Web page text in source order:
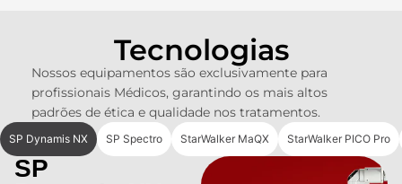
Tecnologias
Nossos equipamentos são exclusivamente para
profissionais Médicos, garantindo os mais altos
padrões de ética e qualidade nos tratamentos.
SP Dynamis NX SP Spectro StarWalker MaQX StarWalker PICO Pro
SP